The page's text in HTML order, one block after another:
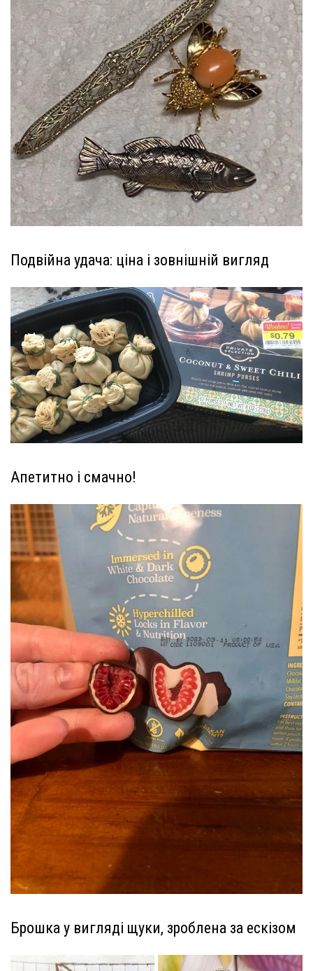
Подвійна удача: ціна і зовнішній вигляд
Апетитно і смачно!
Брошка у вигляді щуки, зроблена за ескізом